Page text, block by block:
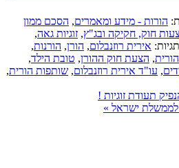
הורות - מידע ומאמרים, הסכם ממון
חוק, חקיקה ובג"ץ, זוגיות גאה,
תגיות: אירית רוזנבלום, הורן, הורנות,
, הצעת חוק ההורן, טובת הילד,
, עו"ד אירית רוזנבלום, שותפות הורית,
תעודת זוגיות !
לממשלת ישראל »